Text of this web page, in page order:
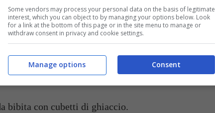
con il rimanente succo di limone, lo
lo zucchero sarà perfettamente sciolto.
altro zucchero.
bibita con cubetti di ghiaccio.
Some vendors may process your personal data on the basis of legitimate
interest, which you can object to by managing your options below. Look
for a link at the bottom of this page or in the site menu to manage or
withdraw consent in privacy and cookie settings.
Consent
Manage options